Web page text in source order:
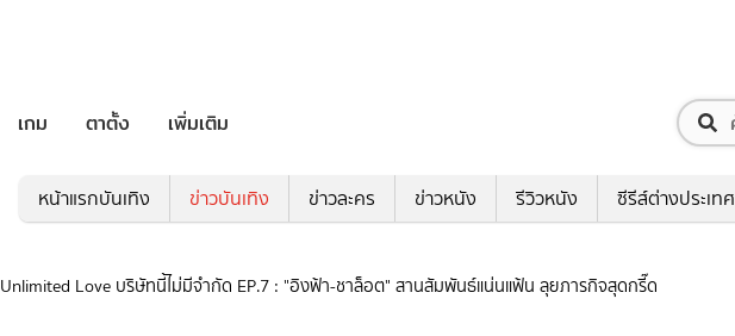
เกม ตาตั้ง เพิ่มเติม
หน้าแรกบันเทิง ข่าวบันเทิง ข่าวละคร ข่าวหนัง รีวิวหนัง ซีรีส์ต่างประเทศ
Unlimited Love บริษัทนี้ไม่มีจำกัด EP.7 : "อิงฟ้า-ชาล็อต" สานสัมพันธ์แน่นแฟ้น ลุยภารกิจสุดกรี๊ด